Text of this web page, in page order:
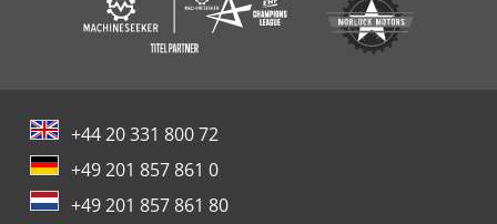
+44 20 331 800 72
+49 201 857 861 0
+49 201 857 861 80